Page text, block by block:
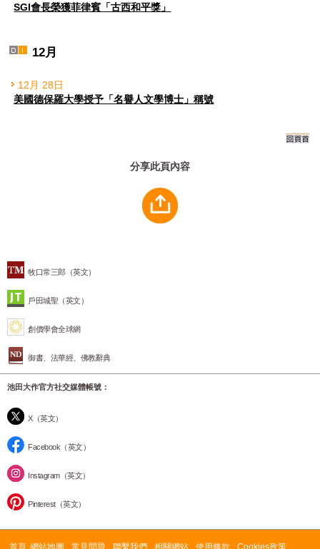
牧口常三郎（英文）
戶田城聖（英文）
創價學會全球網
御書、法華經、佛教辭典
池田大作官方社交媒體帳號：
X（英文）
Facebook（英文）
Instagram（英文）
Pinterest（英文）
SGI會長榮獲菲律賓「古西和平獎」
12月
12月 28日
美國德保羅大學授予「名譽人文學博士」稱號
分享此頁內容
首頁 網站地圖 常見問題 聯繫我們 相關網站 使用條款 Cookies政策